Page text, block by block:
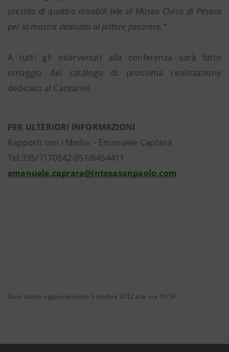
prestito di quattro mirabili tele al Museo Civico di Pesaro
per la mostra dedicata al pittore pesarese.”
A tutti gli intervenuti alla conferenza sarà fatto
omaggio del catalogo di prossima realizzazione
dedicato al Cantarini.
PER ULTERIORI INFORMAZIONI
Rapporti con i Media - Emanuele Caprara
Tel.335/7170842-051/6454411
emanuele.caprara@intesasanpaolo.com
Data ultimo aggiornamento 3 ottobre 2012 alle ore 16:34